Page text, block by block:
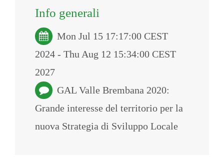
Info generali
Mon Jul 15 17:17:00 CEST
2024 - Thu Aug 12 15:34:00 CEST
2027
GAL Valle Brembana 2020:
Grande interesse del territorio per la
nuova Strategia di Sviluppo Locale